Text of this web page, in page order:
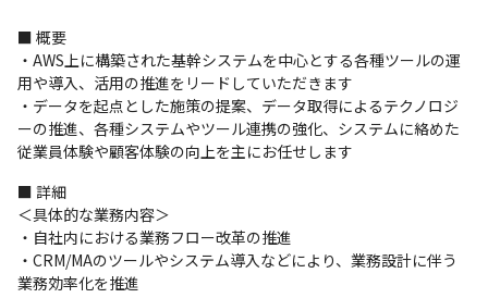
■ 概要
・AWS上に構築された基幹システムを中心とする各種ツールの運
用や導入、活用の推進をリードしていただきます
・データを起点とした施策の提案、データ取得によるテクノロジ
ーの推進、各種システムやツール連携の強化、システムに絡めた
従業員体験や顧客体験の向上を主にお任せします
■ 詳細
＜具体的な業務内容＞
・自社内における業務フロー改革の推進
・CRM/MAのツールやシステム導入などにより、業務設計に伴う
業務効率化を推進